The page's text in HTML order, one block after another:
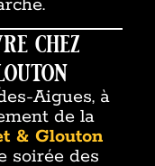
chez
Aigues, à
de la
& Glouton
soirée des